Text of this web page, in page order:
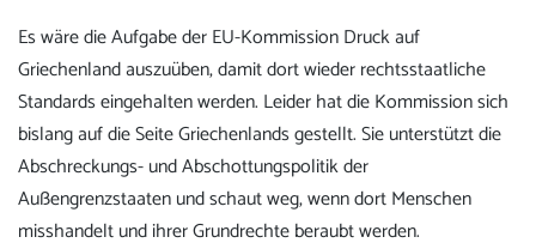
Es wäre die Aufgabe der EU-Kommission Druck auf
Griechenland auszuüben, damit dort wieder rechtsstaatliche
Standards eingehalten werden. Leider hat die Kommission sich
bislang auf die Seite Griechenlands gestellt. Sie unterstützt die
Abschreckungs- und Abschottungspolitik der
Außengrenzstaaten und schaut weg, wenn dort Menschen
misshandelt und ihrer Grundrechte beraubt werden.